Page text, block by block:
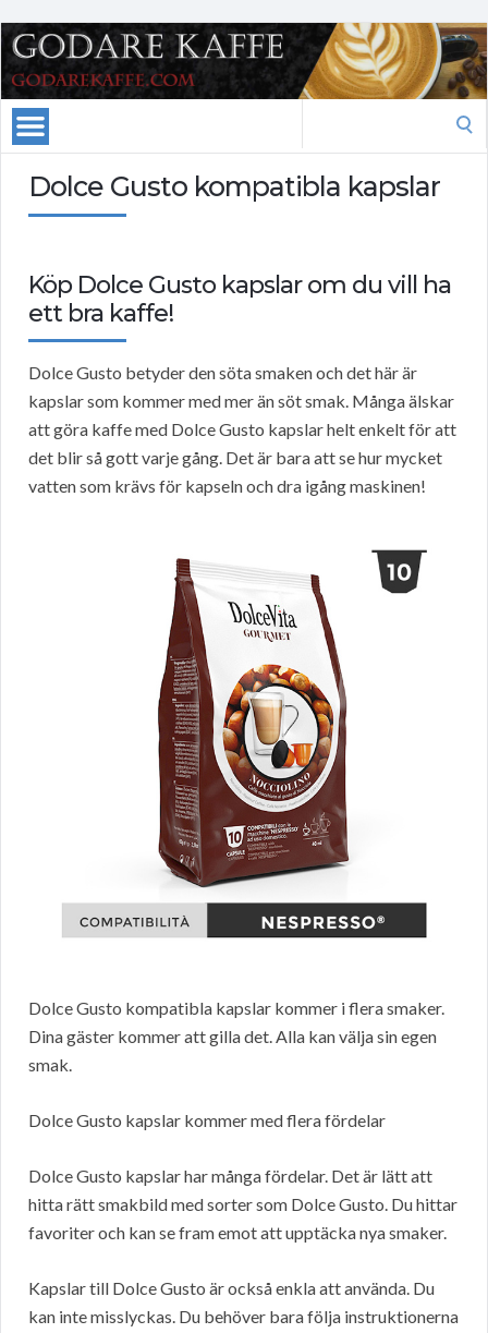
Dolce Gusto kompatibla kapslar
Köp Dolce Gusto kapslar om du vill ha
ett bra kaffe!
Dolce Gusto betyder den söta smaken och det här är
kapslar som kommer med mer än söt smak. Många älskar
att göra kaffe med Dolce Gusto kapslar helt enkelt för att
det blir så gott varje gång. Det är bara att se hur mycket
vatten som krävs för kapseln och dra igång maskinen!
Dolce Gusto kompatibla kapslar kommer i flera smaker.
Dina gäster kommer att gilla det. Alla kan välja sin egen
smak.
Dolce Gusto kapslar kommer med flera fördelar
Dolce Gusto kapslar har många fördelar. Det är lätt att
hitta rätt smakbild med sorter som Dolce Gusto. Du hittar
favoriter och kan se fram emot att upptäcka nya smaker.
Kapslar till Dolce Gusto är också enkla att använda. Du
kan inte misslyckas. Du behöver bara följa instruktionerna